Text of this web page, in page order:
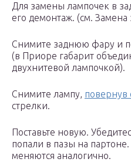
Для замены лампочек в
его демонтаж. (см. Замена
Снимите заднюю фару и
(в Приоре габарит
двухнитевой лампочкой).
Снимите лампу, повернув
стрелки.
Поставьте новую.
попали в пазы на
меняются аналогично.